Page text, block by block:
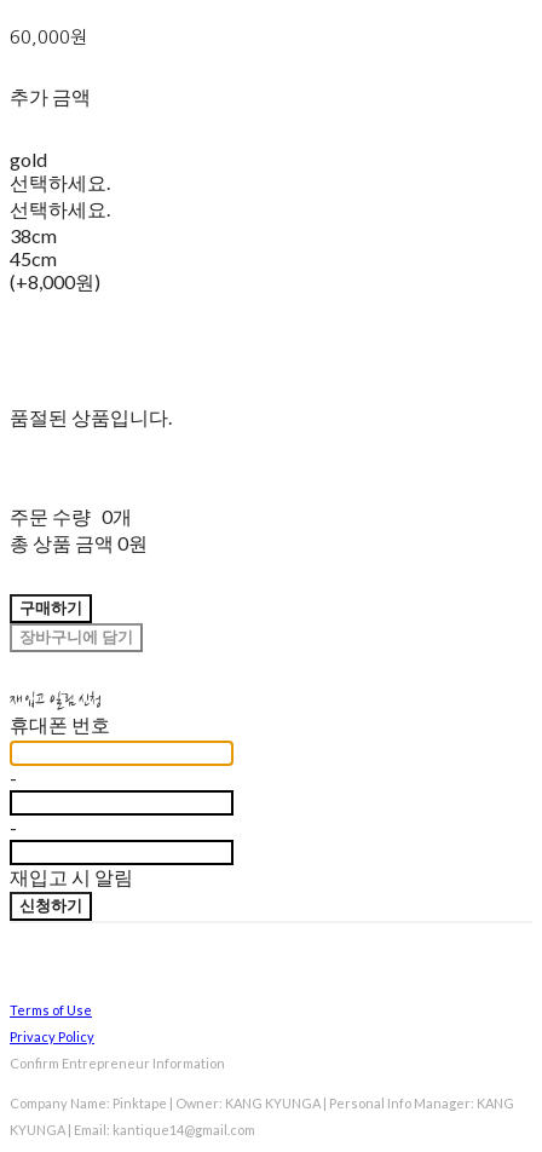
60,000원
추가 금액
gold
선택하세요.
선택하세요.
38cm
45cm
(+8,000원)
품절된 상품입니다.
주문 수량 0개
총 상품 금액 0원
구매하기
장바구니에 담기
재입고 알림 신청
휴대폰 번호
-
-
재입고 시 알림
신청하기
Terms of Use
Privacy Policy
Confirm Entrepreneur Information
Company Name: Pinktape | Owner: KANG KYUNGA | Personal Info Manager: KANG
KYUNGA | Email: kantique14@gmail.com